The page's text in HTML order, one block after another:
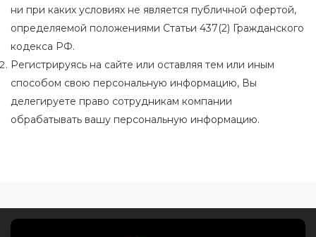
ни при каких условиях не является публичной офертой,
определяемой положениями Статьи 437(2) Гражданского
кодекса РФ.
Регистрируясь на сайте или оставляя тем или иным
способом свою персональную информацию, Вы
делегируете право сотрудникам компании
обрабатывать вашу персональную информацию.